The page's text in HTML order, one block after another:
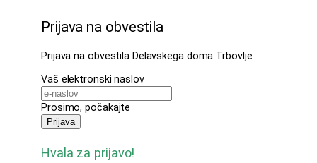
Prijava na obvestila
Prijava na obvestila Delavskega doma Trbovlje
Vaš elektronski naslov
Prosimo, počakajte
Prijava
Hvala za prijavo!